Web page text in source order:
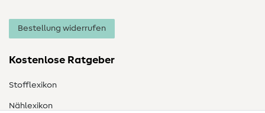
Bestellung widerrufen
Kostenlose Ratgeber
Stofflexikon
Nählexikon